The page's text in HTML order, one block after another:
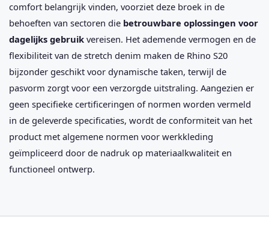
comfort belangrijk vinden, voorziet deze broek in de
behoeften van sectoren die betrouwbare oplossingen voor
dagelijks gebruik vereisen. Het ademende vermogen en de
flexibiliteit van de stretch denim maken de Rhino S20
bijzonder geschikt voor dynamische taken, terwijl de
pasvorm zorgt voor een verzorgde uitstraling. Aangezien er
geen specifieke certificeringen of normen worden vermeld
in de geleverde specificaties, wordt de conformiteit van het
product met algemene normen voor werkkleding
geïmpliceerd door de nadruk op materiaalkwaliteit en
functioneel ontwerp.